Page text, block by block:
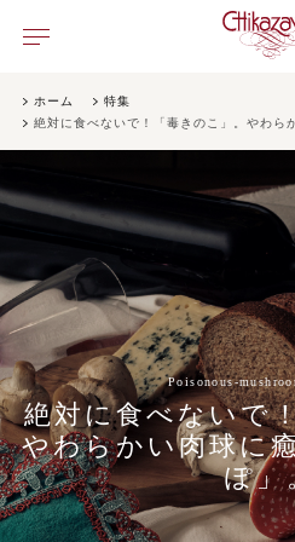
ホーム
特集
絶対に食べないで！「毒きのこ」。やわら
Poisonous-
絶対に食べないで
やわらかい肉球に
ぽ」